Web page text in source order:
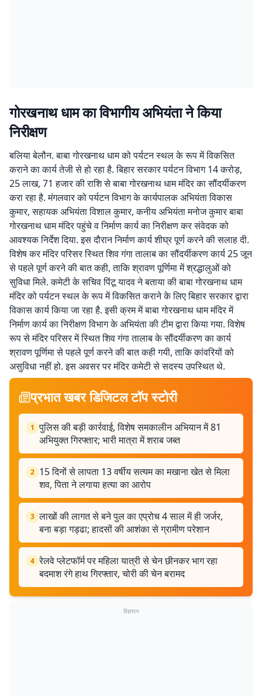
गोरखनाथ धाम का विभागीय अभियंता ने किया
निरीक्षण
बलिया बेलौन. बाबा गोरखनाथ धाम को पर्यटन स्थल के रूप में विकसित
कराने का कार्य तेजी से हो रहा है. बिहार सरकार पर्यटन विभाग 14 करोड़,
25 लाख, 71 हजार की राशि से बाबा गोरखनाथ धाम मंदिर का सौंदर्यीकरण
करा रहा है. मंगलवार को पर्यटन विभाग के कार्यपालक अभियंता विकास
कुमार, सहायक अभियंता विशाल कुमार, कनीय अभियंता मनोज कुमार बाबा
गोरखनाथ धाम मंदिर पहुंचे व निर्माण कार्य का निरीक्षण कर संवेदक को
आवश्यक निर्देश दिया. इस दौरान निर्माण कार्य शीघ्र पूर्ण करने की सलाह दी.
विशेष कर मंदिर परिसर स्थित शिव गंगा तालाब का सौंदर्यीकरण कार्य 25 जून
से पहले पूर्ण करने की बात कही, ताकि श्रावण पूर्णिमा में श्रद्धालुओं को
सुविधा मिले. कमेटी के सचिव पिंटू यादव ने बताया की बाबा गोरखनाथ धाम
मंदिर को पर्यटन स्थल के रूप में विकसित कराने के लिए बिहार सरकार द्वारा
विकास कार्य किया जा रहा है. इसी क्रम में बाबा गोरखनाथ धाम मंदिर में
निर्माण कार्य का निरीक्षण विभाग के अभियंता की टीम द्वारा किया गया. विशेष
रूप से मंदिर परिसर में स्थित शिव गंगा तालाब के सौंदर्यीकरण का कार्य
श्रावण पूर्णिमा से पहले पूर्ण करने की बात कही गयी, ताकि कांवरियों को
असुविधा नहीं हो. इस अवसर पर मंदिर कमेटी से सदस्य उपस्थित थे.
प्रभात खबर डिजिटल टॉप स्टोरी
1 पुलिस की बड़ी कार्रवाई, विशेष समकालीन अभियान में 81
अभियुक्त गिरफ्तार; भारी मात्रा में शराब जब्त
2 15 दिनों से लापता 13 वर्षीय सत्यम का मखाना खेत से मिला
शव, पिता ने लगाया हत्या का आरोप
3 लाखों की लागत से बने पुल का एप्रोच 4 साल में ही जर्जर,
बना बड़ा गड्ढा; हादसों की आशंका से ग्रामीण परेशान
4 रेलवे प्लेटफॉर्म पर महिला यात्री से चेन छीनकर भाग रहा
बदमाश रंगे हाथ गिरफ्तार, चोरी की चेन बरामद
विज्ञापन